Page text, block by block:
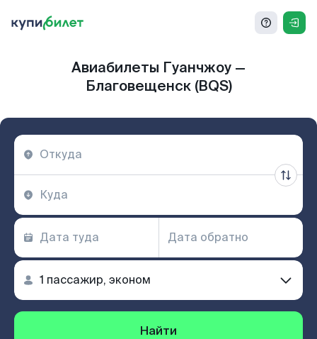
Авиабилеты Гуанчжоу —
Благовещенск (BQS)
Найти